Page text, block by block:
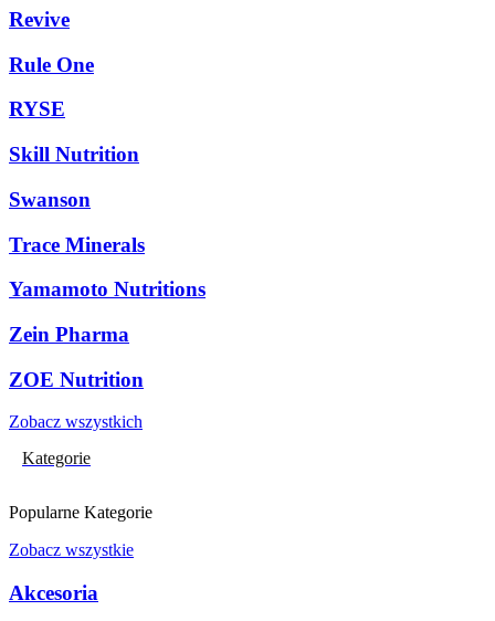
Revive
Rule One
RYSE
Skill Nutrition
Swanson
Trace Minerals
Yamamoto Nutritions
Zein Pharma
ZOE Nutrition
Zobacz wszystkich
Kategorie
Popularne Kategorie
Zobacz wszystkie
Akcesoria